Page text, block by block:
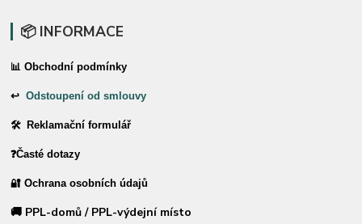
📦 INFORMACE
📊 Obchodní podmínky
↩Odstoupení od smlouvy
🛠 Reklamační formulář
❓Časté dotazy
🔐 Ochrana osobních údajů
🚚 PPL-domů / PPL-výdejní místo